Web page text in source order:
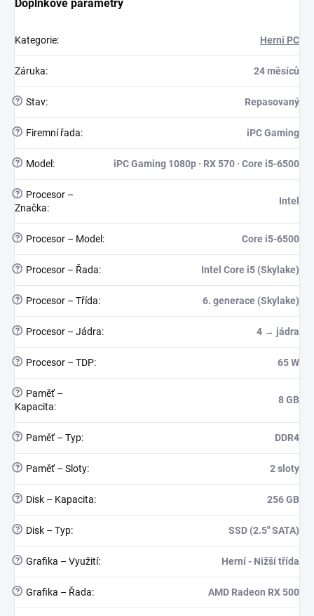
Doplňkové parametry
Kategorie: Herní PC
Záruka: 24 měsíců
? Stav: Repasovaný
? Firemní řada: iPC Gaming
? Model : iPC Gaming 1080p · RX 570 · Core i5-6500
?
Procesor –
Značka:
Intel
? Procesor – Model : Core i5-6500
? Procesor – Řada: Intel Core i5 (Skylake)
? Procesor – Třída: 6. generace (Skylake)
? Procesor – Jádra: 4 → jádra
? Procesor – TDP: 65 W
?
Paměť –
Kapacita:
8 GB
? Paměť – Typ: DDR4
? Paměť – Sloty: 2 sloty
? Disk – Kapacita: 256 GB
? Disk – Typ: SSD (2.5" SATA)
? Grafika – Využití: Herní - Nižší třída
? Grafika – Řada: AMD Radeon RX 500